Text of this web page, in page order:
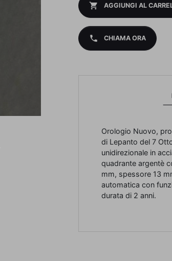
shopping_cart AGGIUNGI AL
phone CHIAMA ORA
Orologio Nuovo,
di Lepanto del 7
unidirezionale in
quadrante argentè
mm, spessore 13
automatica con
durata di 2 anni.